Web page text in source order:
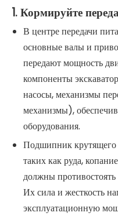
1. Кормируйте
В центре передачи
основные валы и
передают мощность
компоненты
насосы, механизмы
механизмы),
оборудования.
Подшипник крутящего
таких как руда,
должны
Их сила и жесткость
эксплуатационную